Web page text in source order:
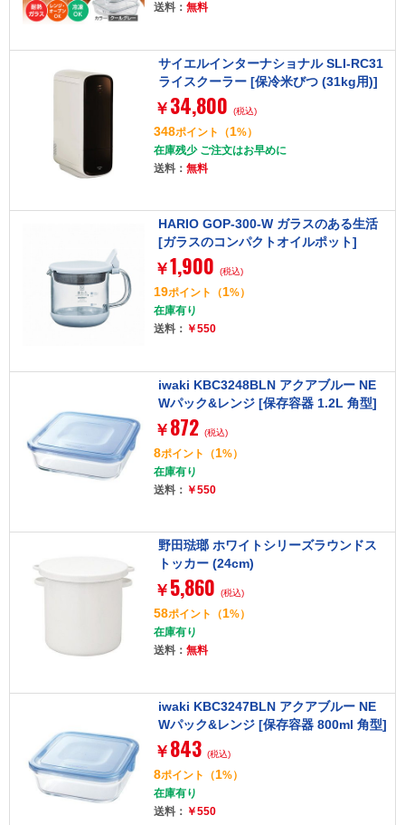
送料： 無料
サイエルインターナショナル SLI-RC31
ライスクーラー [保冷米びつ (31kg用)]
￥ 34,800 (税込)
348ポイント （1%）
在庫残少 ご注文はお早めに
送料： 無料
HARIO GOP-300-W ガラスのある生活
[ガラスのコンパクトオイルポット]
￥1,900 (税込)
19ポイント （1%）
在庫有り
送料： ￥550
iwaki KBC3248BLN アクアブルー NE
Wパック&レンジ [保存容器 1.2L 角型]
￥ 872 (税込)
8ポイント （1%）
在庫有り
送料： ￥550
野田琺瑯 ホワイトシリーズラウンドス
トッカー (24cm)
￥ 5,860 (税込)
58ポイント （1%）
在庫有り
送料： 無料
iwaki KBC3247BLN アクアブルー NE
Wパック&レンジ [保存容器 800ml 角型]
￥ 843 (税込)
8ポイント （1%）
在庫有り
送料： ￥550